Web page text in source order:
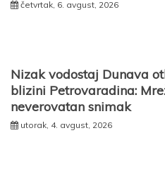
četvrtak, 6. avgust, 2026
Nizak vodostaj Dunava
blizini Petrovaradina:
neverovatan snimak
utorak, 4. avgust, 2026